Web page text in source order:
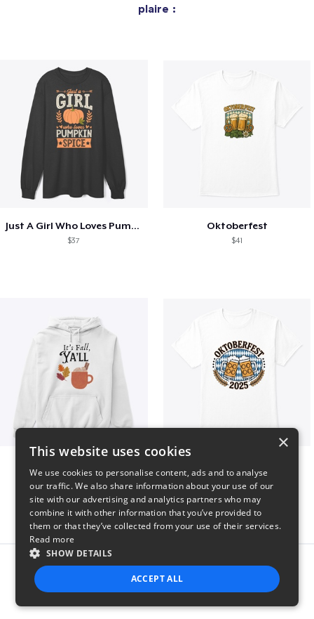
plaire :
Just A Girl Who Loves Pumpkin Spice
$37
Oktoberfest
$41
Report this product
×
This website uses cookies
We use cookies to personalise content, ads and to analyse
our traffic. We also share information about your use of our
site with our advertising and analytics partners who may
combine it with other information that you’ve provided to
them or that they’ve collected from your use of their services.
Read more
SHOW DETAILS
ACCEPT ALL
STRICTLY NECESSARY PERFORMANCE